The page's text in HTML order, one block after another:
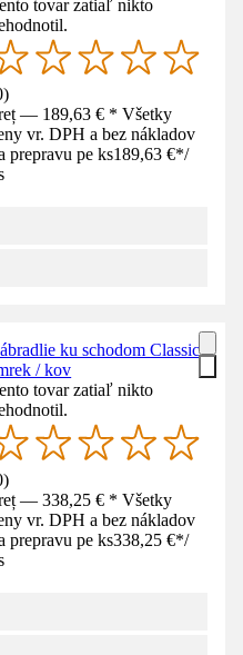
tovar zatiaľ nikto
)
— 189,63 € * Všetky
vr. DPH a bez nákladov
prepravu pe ks189,63 €*/
ku schodom Classic
/ kov
tovar zatiaľ nikto
)
— 338,25 € * Všetky
vr. DPH a bez nákladov
prepravu pe ks338,25 €*/